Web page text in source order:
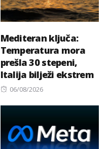
Mediteran ključa:
Temperatura mora
prešla 30 stepeni,
Italija bilježi ekstrem
Posted
06/08/2026